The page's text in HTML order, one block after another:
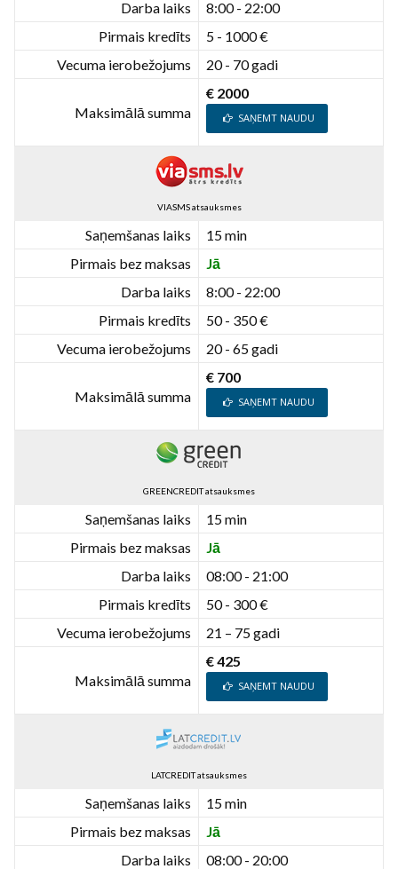
Darba laiks
8:00 - 22:00
Pirmais kredīts
5 - 1000 €
Vecuma ierobežojums
20 - 70 gadi
Maksimālā summa
€ 2000
SAŅEMT NAUDU
VIASMS atsauksmes
Saņemšanas laiks
15 min
Pirmais bez maksas
Jā
Darba laiks
8:00 - 22:00
Pirmais kredīts
50 - 350 €
Vecuma ierobežojums
20 - 65 gadi
Maksimālā summa
€ 700
SAŅEMT NAUDU
GREENCREDIT atsauksmes
Saņemšanas laiks
15 min
Pirmais bez maksas
Jā
Darba laiks
08:00 - 21:00
Pirmais kredīts
50 - 300 €
Vecuma ierobežojums
21 – 75 gadi
Maksimālā summa
€ 425
SAŅEMT NAUDU
LATCREDIT atsauksmes
Saņemšanas laiks
15 min
Pirmais bez maksas
Jā
Darba laiks
08:00 - 20:00